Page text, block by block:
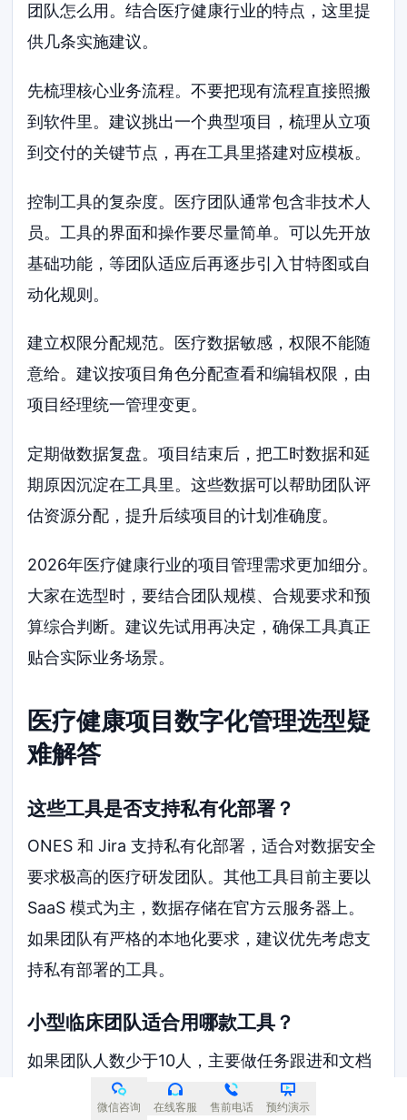
团队怎么用。结合医疗健康行业的特点，这里提
供几条实施建议。
先梳理核心业务流程。不要把现有流程直接照搬
到软件里。建议挑出一个典型项目，梳理从立项
到交付的关键节点，再在工具里搭建对应模板。
控制工具的复杂度。医疗团队通常包含非技术人
员。工具的界面和操作要尽量简单。可以先开放
基础功能，等团队适应后再逐步引入甘特图或自
动化规则。
建立权限分配规范。医疗数据敏感，权限不能随
意给。建议按项目角色分配查看和编辑权限，由
项目经理统一管理变更。
定期做数据复盘。项目结束后，把工时数据和延
期原因沉淀在工具里。这些数据可以帮助团队评
估资源分配，提升后续项目的计划准确度。
2026年医疗健康行业的项目管理需求更加细分。
大家在选型时，要结合团队规模、合规要求和预
算综合判断。建议先试用再决定，确保工具真正
贴合实际业务场景。
医疗健康项目数字化管理选型疑
难解答
这些工具是否支持私有化部署？
ONES 和 Jira 支持私有化部署，适合对数据安全
要求极高的医疗研发团队。其他工具目前主要以
SaaS 模式为主，数据存储在官方云服务器上。
如果团队有严格的本地化要求，建议优先考虑支
持私有部署的工具。
小型临床团队适合用哪款工具？
如果团队人数少于10人，主要做任务跟进和文档
共享，Tower 比较合适。它的学习成本低，不需
微信咨询 在线客服 售前电话 预约演示